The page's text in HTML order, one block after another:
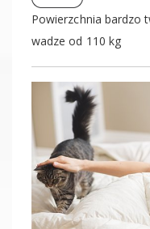
Powierzchnia bardzo
wadze od 110 kg